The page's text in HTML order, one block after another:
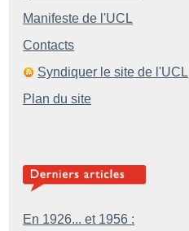
Manifeste de l'UCL
Contacts
Syndiquer le site de l'UCL
Plan du site
En 1926... et 1956 :